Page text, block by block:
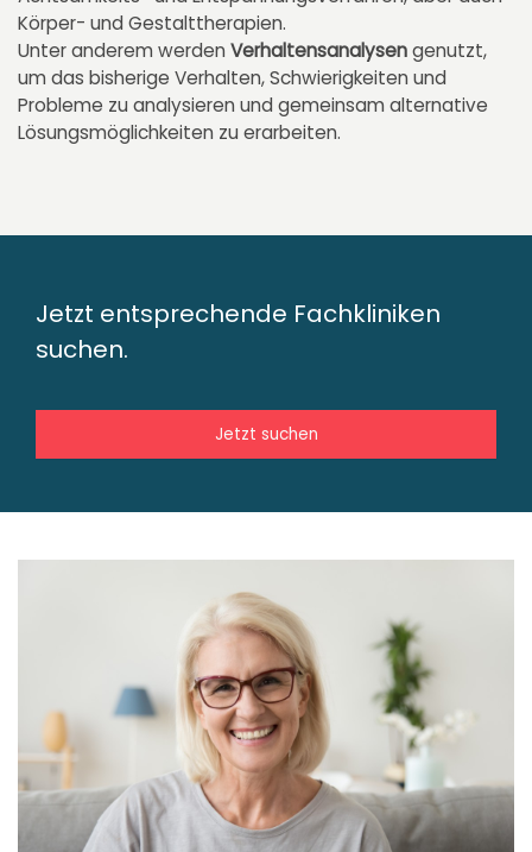
Körper- und Gestalttherapien.
Unter anderem werden Verhaltensanalysengenutzt,
um das bisherige Verhalten, Schwierigkeiten und
Probleme zu analysieren und gemeinsam alternative
Lösungsmöglichkeiten zu erarbeiten.
Jetzt entsprechende Fachkliniken
suchen.
Jetzt suchen